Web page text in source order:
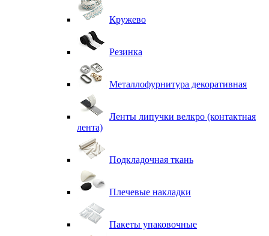
Кружево
Резинка
Металлофурнитура декоративная
Ленты липучки велкро (контактная
лента)
Подкладочная ткань
Плечевые накладки
Пакеты упаковочные